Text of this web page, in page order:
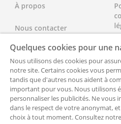
Espagne
Pays-Bas
Royaume-Uni
États-Unis
À propos
Nous contacter
Tous nos documents
cgvu
Partenaires
CGU pour les avocats
Quelques cookies pour une
Nous utilisons des cookies pour
notre site. Certains cookies vous
tandis que d'autres nous aident à
important pour vous. Nous utilisons
personnaliser les publicités. Ne vous
dans le respect de votre anonymat,
choix à tout moment. Consultez notre